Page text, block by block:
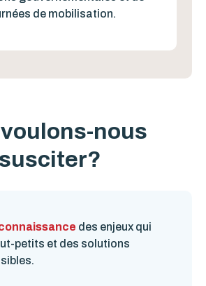
de mobilisation.
nous
susciter?
des enjeux qui
petits et des solutions